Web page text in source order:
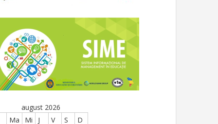
august 2026
Ma
Mi J V S D